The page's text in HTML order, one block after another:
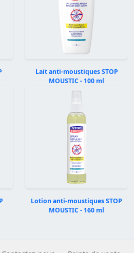
Lait anti-moustiques STOP
MOUSTIC - 100 ml
Lotion anti-moustiques STOP
MOUSTIC - 160 ml